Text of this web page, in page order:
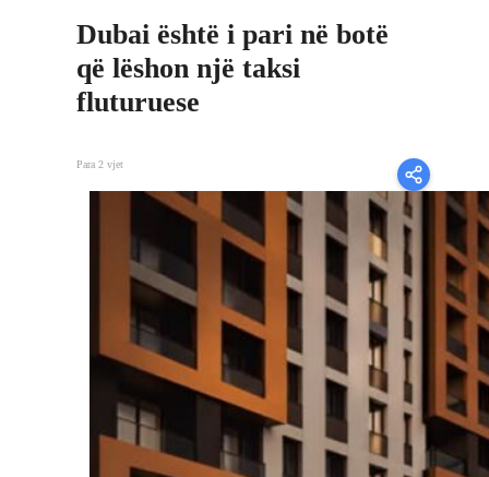
Dubai është i pari në botë
që lëshon një taksi
fluturuese
Para 2 vjet